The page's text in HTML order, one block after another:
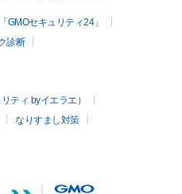
GMOセキュリティ24」
診断
ティ byイエラエ）
なりすまし対策